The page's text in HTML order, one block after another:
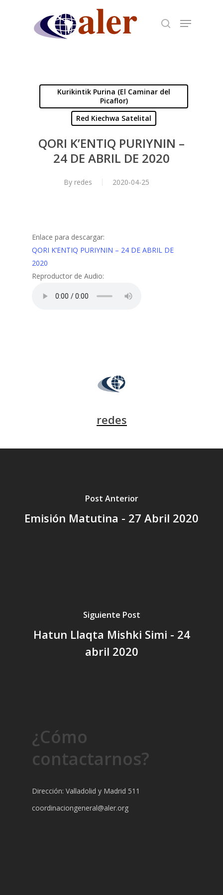
Kurikintik Purina (El Caminar del
Picaflor)
Red Kiechwa Satelital
QORI K’ENTIQ PURIYNIN –
24 DE ABRIL DE 2020
By redes 2020-04-25
Enlace para descargar:
QORI K’ENTIQ PURIYNIN – 24 DE ABRIL DE
2020
Reproductor de Audio:
redes
Post Anterior
Emisión Matutina - 27 Abril 2020
Siguiente Post
Hatun Llaqta Mishki Simi - 24
abril 2020
¿Cómo
contactarnos?
Dirección: Valladolid y Madrid 511
coordinaciongeneral@aler.org